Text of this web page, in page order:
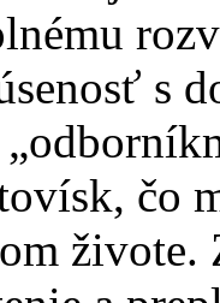
s
čo
živote.